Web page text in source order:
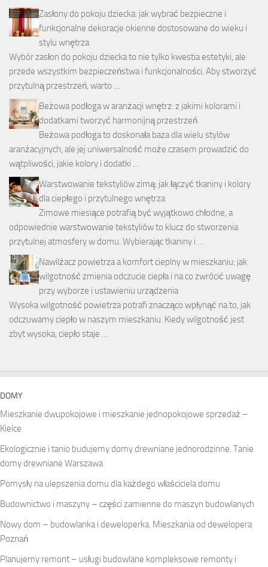
Zasłony do pokoju dziecka: jak wybrać bezpieczne i
funkcjonalne dekoracje okienne dostosowane do wieku i
stylu wnętrza
Wybór zasłon do pokoju dziecka to nie tylko kwestia estetyki, ale
przede wszystkim bezpieczeństwa i funkcjonalności. Aby stworzyć
przytulną przestrzeń, warto …
Beżowa podłoga w aranżacji wnętrz: z jakimi kolorami i
dodatkami tworzyć harmonijną przestrzeń
Beżowa podłoga to doskonała baza dla wielu stylów
aranżacyjnych, ale jej uniwersalność może czasem prowadzić do
wątpliwości, jakie kolory i dodatki …
Warstwowanie tekstyliów zimą: jak łączyć tkaniny i kolory
dla ciepłego i przytulnego wnętrza
Zimowe miesiące potrafią być wyjątkowo chłodne, a
odpowiednie warstwowanie tekstyliów to klucz do stworzenia
przytulnej atmosfery w domu. Wybierając tkaniny i …
Nawilżacz powietrza a komfort cieplny w mieszkaniu: jak
wilgotność zmienia odczucie ciepła i na co zwrócić uwagę
przy wyborze i ustawieniu urządzenia
Wysoka wilgotność powietrza potrafi znacząco wpłynąć na to, jak
odczuwamy ciepło w naszym mieszkaniu. Kiedy wilgotność jest
zbyt wysoka, ciepło staje …
DOMY
Mieszkanie dwupokojowe i mieszkanie jednopokojowe sprzedaż –
Kielce
Ekologicznie i tanio budujemy domy drewniane jednorodzinne. Tanie
domy drewniane Warszawa
Pomysły na ulepszenia domu dla każdego właściciela domu
Budownictwo i maszyny – części zamienne do maszyn budowlanych
Nowy dom – budowlanka i deweloperka. Mieszkania od dewelopera
Poznań
Planujemy remont – usługi budowlane kompleksowe remonty i